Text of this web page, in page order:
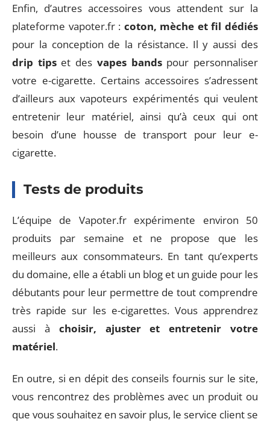
Enfin, d’autres accessoires vous attendent sur la
plateforme vapoter.fr : coton, mèche et fil dédiés
pour la conception de la résistance. Il y aussi des
drip tipset des vapes bandspour personnaliser
votre e-cigarette. Certains accessoires s’adressent
d’ailleurs aux vapoteurs expérimentés qui veulent
entretenir leur matériel, ainsi qu’à ceux qui ont
besoin d’une housse de transport pour leur e-
cigarette.
Tests de produits
L’équipe de Vapoter.fr expérimente environ 50
produits par semaine et ne propose que les
meilleurs aux consommateurs. En tant qu’experts
du domaine, elle a établi un blog et un guide pour les
débutants pour leur permettre de tout comprendre
très rapide sur les e-cigarettes. Vous apprendrez
aussi à choisir, ajuster et entretenir votre
matériel.
En outre, si en dépit des conseils fournis sur le site,
vous rencontrez des problèmes avec un produit ou
que vous souhaitez en savoir plus, le service client se